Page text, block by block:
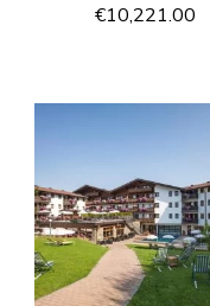
€10,221.00